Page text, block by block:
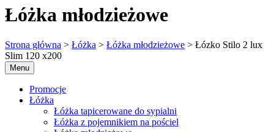
Łóżka młodzieżowe
Strona główna > Łóżka > Łóżka młodzieżowe > Łózko Stilo 2 lux
Slim 120 x200
Menu
Promocje
Łóżka
Łóżka tapicerowane do sypialni
Łóżka z pojemnikiem na pościel